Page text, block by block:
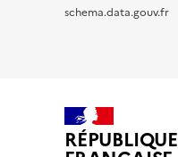
schema.data.gouv.fr
RÉPUBLIQUE